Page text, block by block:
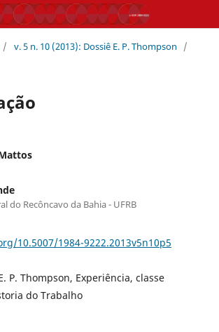
/ v. 5 n. 10 (2013): Dossiê E. P. Thompson
/
do Recôncavo da Bahia - UFRB
10.5007/1984-9222.2013v5n10p5
P. Thompson, Experiência, classe
do Trabalho